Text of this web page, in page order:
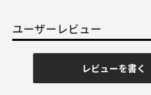
ユーザーレビュー
レビューを書く